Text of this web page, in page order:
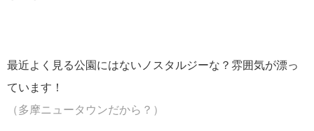
最近よく見る公園にはないノスタルジーな？雰囲気が漂っ
ています！
（多摩ニュータウンだから？）